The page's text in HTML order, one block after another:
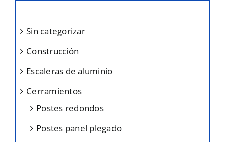
en
la
página
de
producto
sin categorizar
construcción
escaleras de aluminio
cerramientos
postes redondos
postes panel plegado